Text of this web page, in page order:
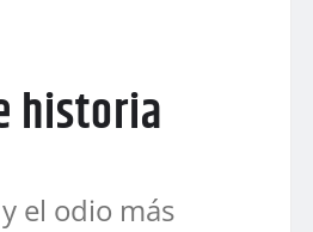
historia
el odio más